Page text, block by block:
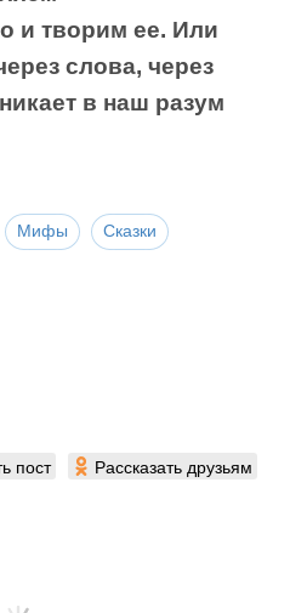
и творим ее. Или
слова, через
в наш разум
Мифы Сказки
пост Рассказать друзьям